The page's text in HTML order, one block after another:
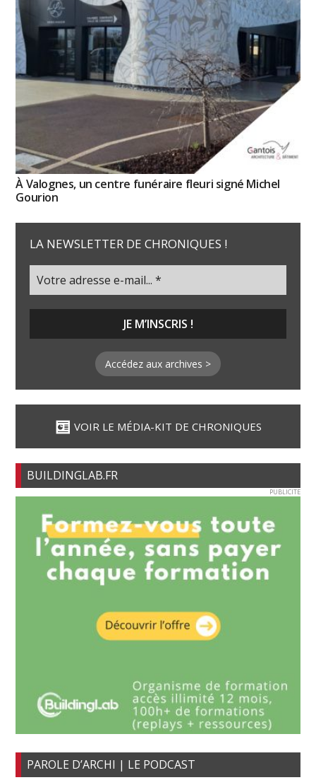
À Valognes, un centre funéraire fleuri signé Michel
Gourion
LA NEWSLETTER DE CHRONIQUES !
Accédez aux archives >
VOIR LE MÉDIA-KIT DE CHRONIQUES
BUILDINGLAB.FR
PUBLICITE
PAROLE D’ARCHI | LE PODCAST